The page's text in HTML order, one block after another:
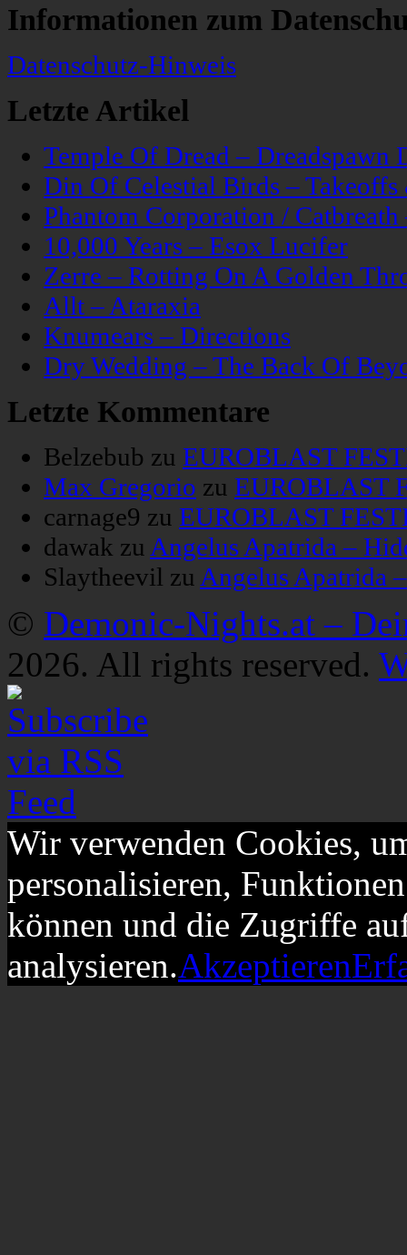
Informationen zum
Datenschutz-Hinweis
Letzte Artikel
Temple Of Dread – Dreadspawn
Din Of Celestial Birds –
Phantom Corporation /
10,000 Years – Esox Lucifer
Zerre – Rotting On A Golden
Allt – Ataraxia
Knumears – Directions
Dry Wedding – The Back Of
Letzte Kommentare
Belzebub zu EUROBLAST
Max Gregorio zu EUROBLAST
carnage9 zu EUROBLAST
dawak zu Angelus Apatrida –
Slaytheevil zu Angelus Apatrida
© Demonic-Nights.at –
2026. All rights reserved.
Wir verwenden Cookies,
personalisieren,
können und die Zugriffe
analysieren.Akzeptieren